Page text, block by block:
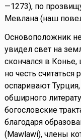
—1273), по
Мевлана (наш
Основоположник
увидел свет на
скончался в Конье,
но честь
оспаривают
обширного
богословские
благодаря
(Mawlawi), члены